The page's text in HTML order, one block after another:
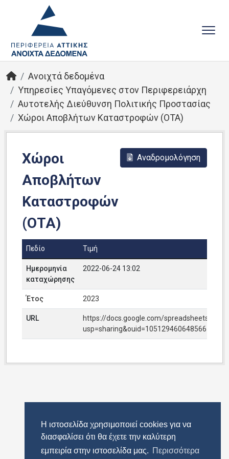
Η ιστοσελίδα χρησιμοποιεί cookies για να
διασφαλίσει ότι θα έχετε την καλύτερη
εμπειρία στην ιστοσελίδα μας. Περισσότερα
Ανοιχτά δεδομένα
Υπηρεσίες Yπαγόμενες στον Περιφερειάρχη
Αυτοτελής Διεύθυνση Πολιτικής Προστασίας
Χώροι Αποβλήτων Καταστροφών (ΟΤΑ)
Χώροι
Αποβλήτων
Καταστροφών
(ΟΤΑ)
Αναδρομολόγηση
Πεδίο Τιμή
Ημερομηνία
καταχώρησης
2022-06-24 13:02
Έτος 2023
URL
https://docs.google.com/spreadsheets/d/